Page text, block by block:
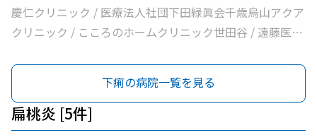
ニック / 古谷医院 / 世田谷区医師会付属烏山診療所 / 交番
通り歯科 / 医療法人社団小島整形外科医院 / 杉浦クリニッ
清孝会田村クリニック / 香川内科クリニック / 大賀内科ク
リニック / 上祖師谷かたらいクリニック / 医療法人社団親
樹会恵泉クリニック / ちとせ台内科クリニック
ニック / 医療法人社団親樹会恵泉第二クリニック / 烏山慶
友整形外科・内科総合クリニック / 医療法人社団広田内科
ク / ヒロクリニック / 南烏山クリニック / Ｋメディカルク
リニック / 医療法人社団リバイブ吉野クリニック / しまだ
クリニック / 千歳烏山駅前内科・糖尿病クリニック / ヨシ
ダ消化器内科クリニック / 医療法人社団永研会ちとせクリ
慶仁クリニック / 医療法人社団下田緑眞会千歳烏山アクア
クリニック / こころのホームクリニック世田谷 / 遠藤医院
千歳烏山駅前いたがき内科クリニック内科・消化器内科・
内視鏡内科・肛門内科 / 世田谷調布大友内科リウマチ科千
歳烏山院 / 烏山クリニック / 医療法人社団はなまる会烏山
はなクリニック / 医療法人社団下田緑眞会世田谷北部クリ
下痢の病院一覧を見る
扁桃炎 [5件]